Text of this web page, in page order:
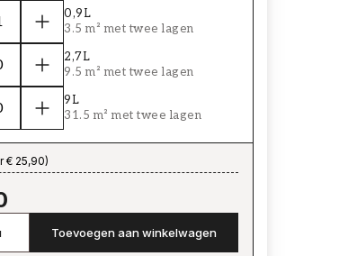
0,9L
3.5 m² met twee lagen
2,7L
9.5 m² met twee lagen
9L
31.5 m² met twee lagen
€ 25,90)
Toevoegen aan winkelwagen